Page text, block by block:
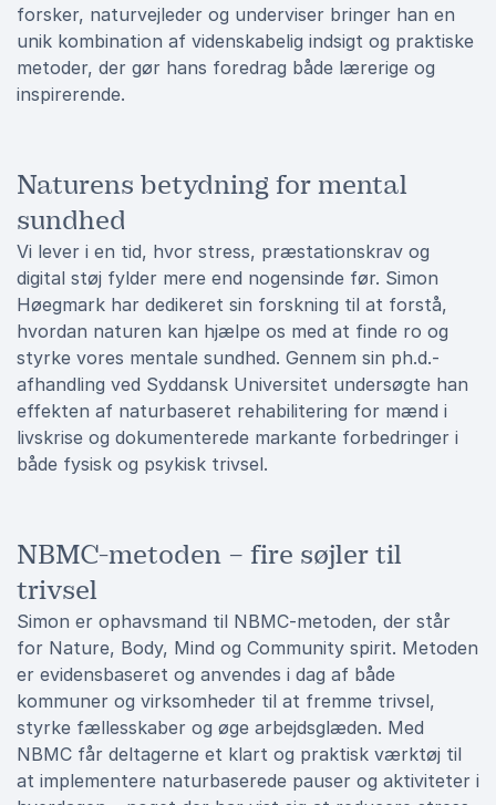
forsker, naturvejleder og underviser bringer han en
unik kombination af videnskabelig indsigt og praktiske
metoder, der gør hans foredrag både lærerige og
inspirerende.
Naturens betydning for mental
sundhed
Vi lever i en tid, hvor stress, præstationskrav og
digital støj fylder mere end nogensinde før. Simon
Høegmark har dedikeret sin forskning til at forstå,
hvordan naturen kan hjælpe os med at finde ro og
styrke vores mentale sundhed. Gennem sin ph.d.-
afhandling ved Syddansk Universitet undersøgte han
effekten af naturbaseret rehabilitering for mænd i
livskrise og dokumenterede markante forbedringer i
både fysisk og psykisk trivsel.
NBMC-metoden – fire søjler til
trivsel
Simon er ophavsmand til NBMC-metoden, der står
for Nature, Body, Mind og Community spirit. Metoden
er evidensbaseret og anvendes i dag af både
kommuner og virksomheder til at fremme trivsel,
styrke fællesskaber og øge arbejdsglæden. Med
NBMC får deltagerne et klart og praktisk værktøj til
at implementere naturbaserede pauser og aktiviteter i